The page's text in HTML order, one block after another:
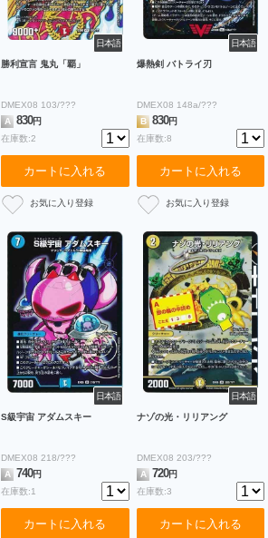
日本語
勝利宣言 鬼丸「覇」
DMEX08 103/???
A
830円
在庫数:2
カートに入れる
日本語
爆熱剣 バトライ刃
DMEX08 148a/???
B 830円
在庫数:8
カートに入れる
日本語
S級宇宙 アダムスキー
DMEX08 218/???
A
740円
在庫数:1
カートに入れる
日本語
ナゾの光・リリアング
DMEX08 203/???
A 720円
在庫数:3
カートに入れる